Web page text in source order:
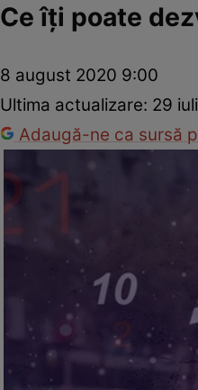
Ce îţi poate
8 august 2020 9:00
Ultima actualizare: 29
Adaugă-ne ca sursă